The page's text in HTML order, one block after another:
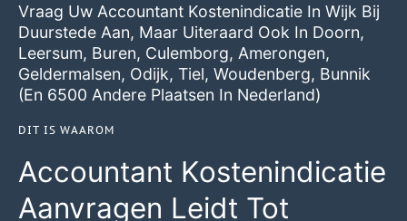
Vraag Uw Accountant Kostenindicatie In Wijk Bij
Duurstede Aan, Maar Uiteraard Ook In Doorn,
Leersum, Buren, Culemborg, Amerongen,
Geldermalsen, Odijk, Tiel, Woudenberg, Bunnik
(en 6500 Andere Plaatsen In Nederland)
DIT IS WAAROM
Accountant Kostenindicatie
Aanvragen Leidt Tot